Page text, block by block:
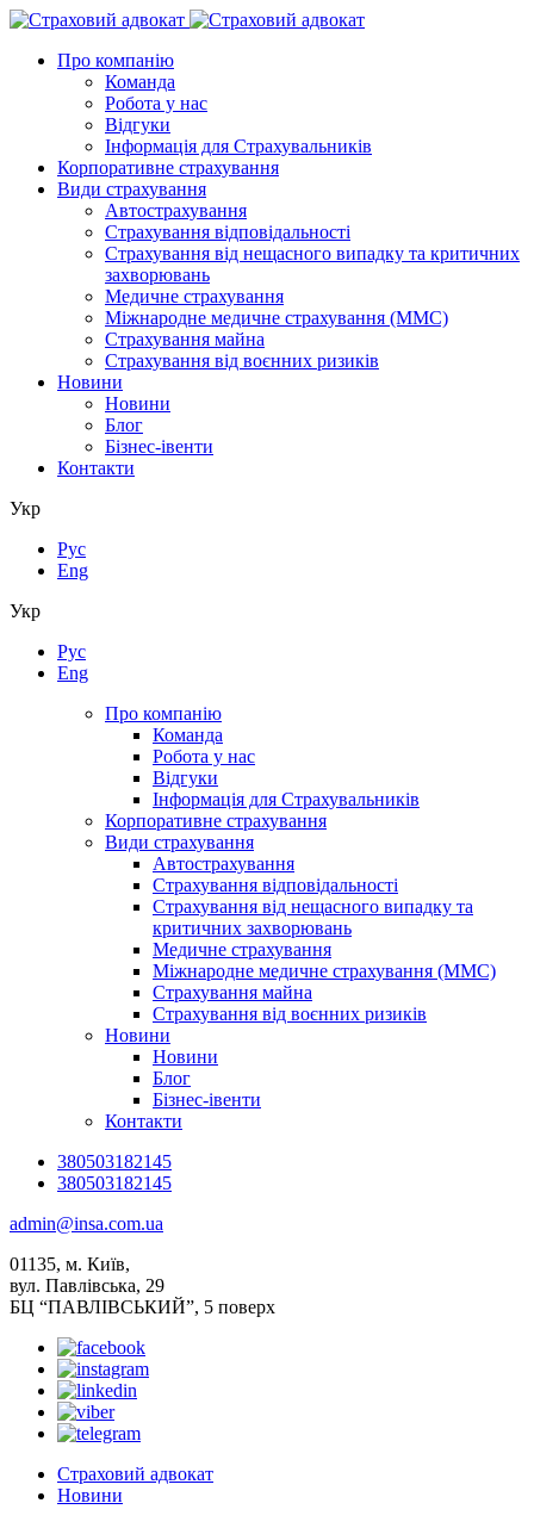
Про компанію
Команда
Робота у нас
Відгуки
Інформація для Страхувальників
Корпоративне страхування
Види страхування
Автострахування
Страхування відповідальності
Страхування від нещасного випадку та критичних
захворювань
Медичне страхування
Міжнародне медичне страхування (ММС)
Страхування майна
Страхування від воєнних ризиків
Новини
Новини
Блог
Бізнес-івенти
Контакти
Укр
Рус
Eng
Укр
Рус
Eng
Про компанію
Команда
Робота у нас
Відгуки
Інформація для Страхувальників
Корпоративне страхування
Види страхування
Автострахування
Страхування відповідальності
Страхування від нещасного випадку та
критичних захворювань
Медичне страхування
Міжнародне медичне страхування (ММС)
Страхування майна
Страхування від воєнних ризиків
Новини
Новини
Блог
Бізнес-івенти
Контакти
380503182145
380503182145
admin@insa.com.ua
01135, м. Київ,
вул. Павлівська, 29
БЦ “ПАВЛІВСЬКИЙ”, 5 поверх
Страховий адвокат
Новини